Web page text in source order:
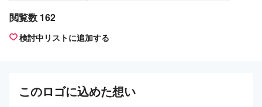
閲覧数 162
検討中リストに追加する
このロゴに込めた想い